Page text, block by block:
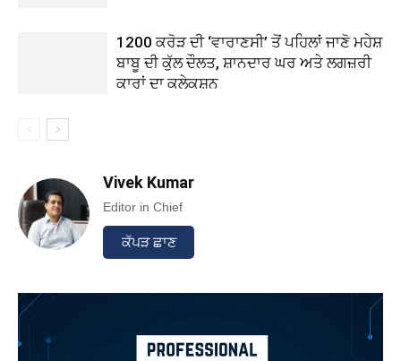
1200 ਕਰੋੜ ਦੀ ‘ਵਾਰਾਣਸੀ’ ਤੋਂ ਪਹਿਲਾਂ ਜਾਣੋ ਮਹੇਸ਼
ਬਾਬੂ ਦੀ ਕੁੱਲ ਦੌਲਤ, ਸ਼ਾਨਦਾਰ ਘਰ ਅਤੇ ਲਗਜ਼ਰੀ
ਕਾਰਾਂ ਦਾ ਕਲੇਕਸ਼ਨ
Vivek Kumar
Editor in Chief
ਕੱਪੜ ਛਾਣ